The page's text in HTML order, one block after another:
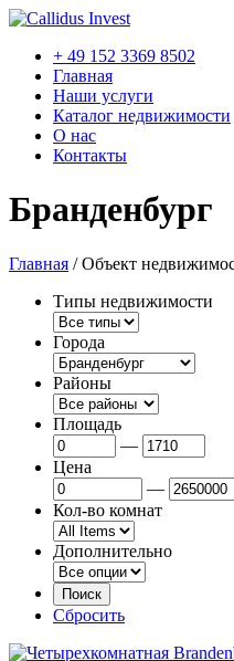
+ 49 152 3369 8502
Главная
Наши услуги
Каталог недвижимости
О нас
Контакты
Бранденбург
Главная /Объект
Типы недвижимости
Города
Районы
Площадь
—
Цена
—
Кол-во комнат
Дополнительно
Сбросить